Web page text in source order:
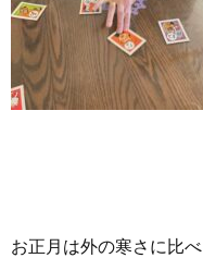
お正月は外の寒さに比べ